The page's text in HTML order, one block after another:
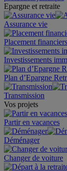
Epargne et retraite
Assurance vie
Placement financiers
Investissements
Plan d’Epargne
Transmission
Vos projets
Partir en vacances
Déménager
Changer de voiture